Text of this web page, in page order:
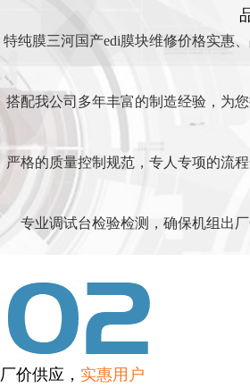
特纯膜三河国产edi膜块维修价格实惠
搭配我公司多年丰富的制造经验，为
严格的质量控制规范，专人专项的流
专业调试台检验检测，确保机组出厂
厂价供应， 实惠用户